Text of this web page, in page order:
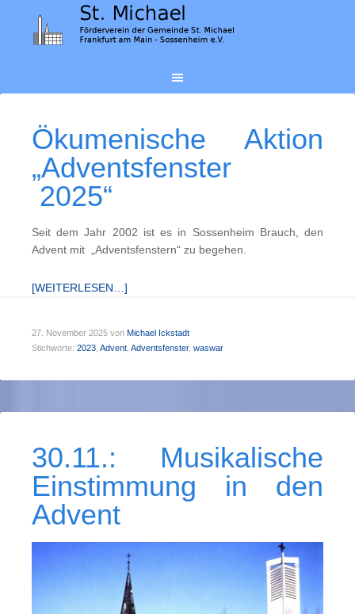
Ökumenische Aktion
„Adventsfenster
2025“
Seit dem Jahr 2002 ist es in Sossenheim Brauch, den
Advent mit „Adventsfenstern“ zu begehen.
[WEITERLESEN…]
27. November 2025 von Michael Ickstadt
Stichworte: 2023 Advent Adventsfenster, waswar
30.11.: Musikalische
Einstimmung in den
Advent